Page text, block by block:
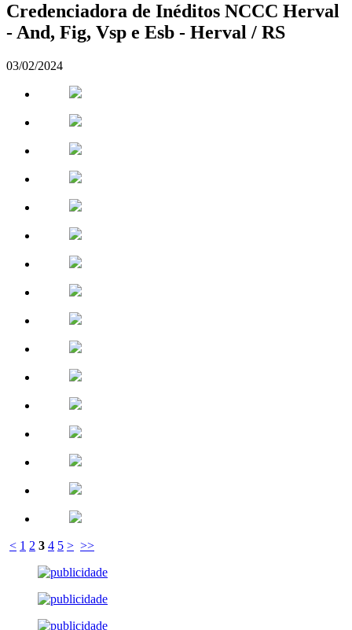
Credenciadora de Inéditos NCCC Herval
- And, Fig, Vsp e Esb - Herval / RS
03/02/2024
< 1 2 3 4 5 > >>